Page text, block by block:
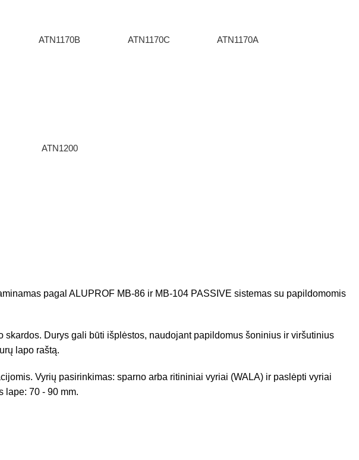
ATN1170B ATN1170C ATN1170A
ATN1200
pagal ALUPROF MB-86 ir MB-104 PASSIVE sistemas su papildomomis
Durys gali būti išplėstos, naudojant papildomus šoninius ir viršutinius
lapo raštą.
Vyrių pasirinkimas: sparno arba ritininiai vyriai (WALA) ir paslėpti vyriai
lape: 70 - 90 mm.